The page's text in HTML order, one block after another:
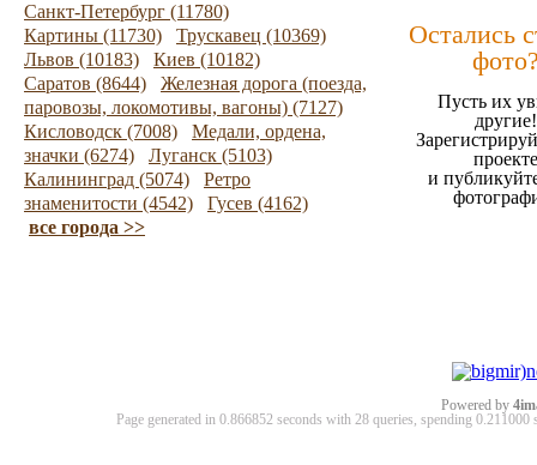
Санкт-Петербург (11780)
Картины (11730)
Трускавец (10369)
Львов (10183)
Киев (10182)
Саратов (8644)
Железная дорога (поезда,
паровозы, локомотивы, вагоны) (7127)
Кисловодск (7008)
Медали, ордена,
значки (6274)
Луганск (5103)
Калининград (5074)
Ретро
знаменитости (4542)
Гусев (4162)
все города >>
Остались
Пусть их
другие!
проекте
и
Powered by
Page generated in 0.866852 seconds with 28 queries, spending